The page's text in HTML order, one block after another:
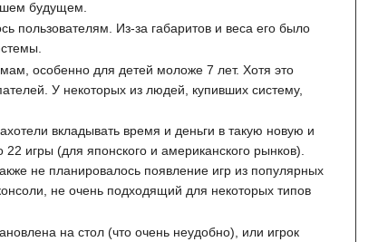
будущем.
пользователям. Из-за габаритов и веса его было
особенно для детей моложе 7 лет. Хотя это
У некоторых из людей, купивших систему,
вкладывать время и деньги в такую новую и
игры (для японского и американского рынков).
не планировалось появление игр из популярных
не очень подходящий для некоторых типов
на стол (что очень неудобно), или игрок